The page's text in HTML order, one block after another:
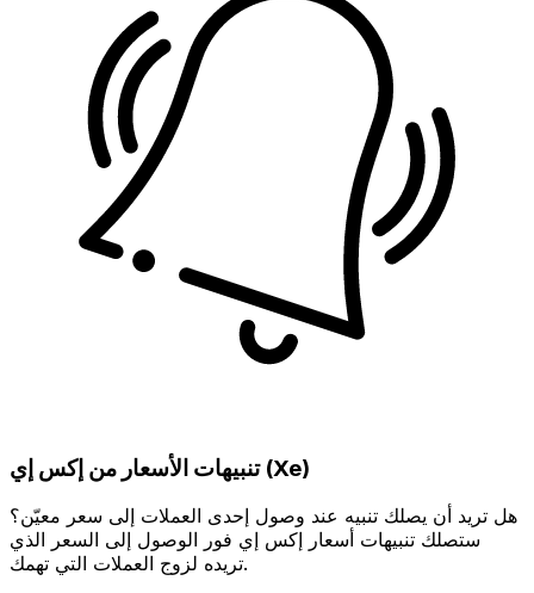
تنبيهات الأسعار من إكس إي (Xe)
هل تريد أن يصلك تنبيه عند وصول إحدى العملات إلى سعر معيّن؟
ستصلك تنبيهات أسعار إكس إي فور الوصول إلى السعر الذي
تريده لزوج العملات التي تهمك.